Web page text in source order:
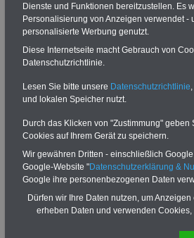
Neu
Beamte
Das beliebte
und Beamte"
gesamte
Dienste und Funktionen bereitzustellen. Es
Personalisierung von Anzeigen verwendet
personalisierte Werbung genutzt.
Diese Internetseite macht Gebrauch von
Datenschutzrichtlinie.
Lesen Sie bitte unsere Datenschutzrichtlinie
und lokalen Speicher nutzt.
Durch das Klicken von "Zustimmung"
Cookies auf Ihrem Gerät zu speichern.
Wir gewähren Dritten - einschließlich
Google-Website "Datenschutzerklärung &
Google ihre personenbezogenen Daten
Dürfen wir Ihre Daten nutzen, um
erheben Daten und verwenden